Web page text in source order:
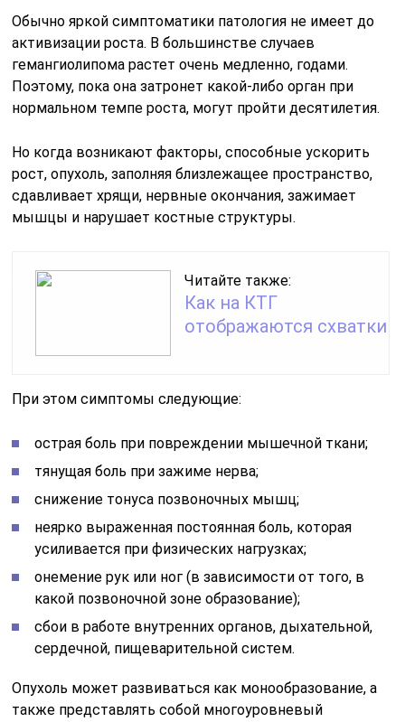
Обычно яркой симптоматики патология не имеет до
активизации роста. В большинстве случаев
гемангиолипома растет очень медленно, годами.
Поэтому, пока она затронет какой-либо орган при
нормальном темпе роста, могут пройти десятилетия.
Но когда возникают факторы, способные ускорить
рост, опухоль, заполняя близлежащее пространство,
сдавливает хрящи, нервные окончания, зажимает
мышцы и нарушает костные структуры.
Читайте также:
Как на КТГ
отображаются схватки
При этом симптомы следующие:
острая боль при повреждении мышечной ткани;
тянущая боль при зажиме нерва;
снижение тонуса позвоночных мышц;
неярко выраженная постоянная боль, которая
усиливается при физических нагрузках;
онемение рук или ног (в зависимости от того, в
какой позвоночной зоне образование);
сбои в работе внутренних органов, дыхательной,
сердечной, пищеварительной систем.
Опухоль может развиваться как монообразование, а
также представлять собой многоуровневый